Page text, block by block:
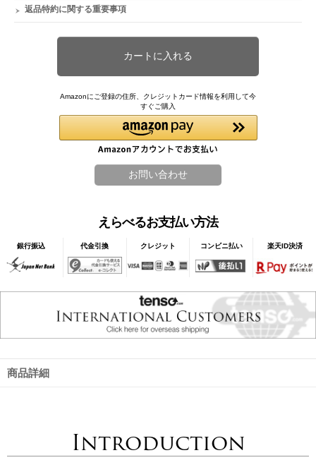
返品特約に関する重要事項
Amazonにご登録の住所、クレジットカード情報を利用して今
すぐご購入
えらべるお支払い方法
銀行振込 代金引換 クレジット コンビニ払い 楽天ID決済
商品詳細
Introduction